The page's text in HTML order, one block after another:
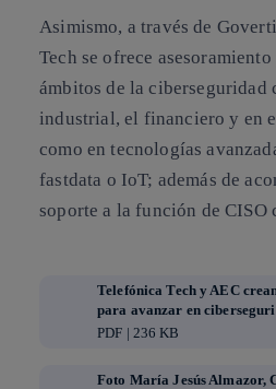
Asimismo, a través de
Tech se ofrece
ámbitos de la ciberseguridad
industrial, el financiero y en
como en tecnologías
fastdata o IoT; además de
soporte a la función de CISO
Telefónica Tech y AEC
para avanzar en
PDF | 236 KB
Foto María Jesús Almazor,